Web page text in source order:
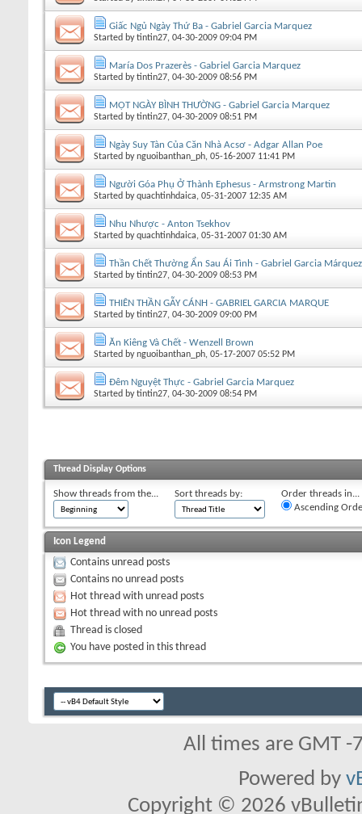
Giấc Ngủ Ngày Thứ Ba - Gabriel Garcia Marquez
Started bytintin27, 04-30-2009 09:04 PM
María Dos Prazerès - Gabriel Garcia Marquez
Started bytintin27, 04-30-2009 08:56 PM
MỘT NGÀY BÌNH THƯỜNG - Gabriel Garcia Marquez
Started bytintin27, 04-30-2009 08:51 PM
Ngày Suy Tàn Của Căn Nhà Acsơ - Adgar Allan Poe
Started bynguoibanthan_ph, 05-16-2007 11:41 PM
Người Góa Phụ Ở Thành Ephesus - Armstrong Martin
Started byquachtinhdaica, 05-31-2007 12:35 AM
Nhu Nhược - Anton Tsekhov
Started byquachtinhdaica, 05-31-2007 01:30 AM
Thần Chết Thường Ẩn Sau Ái Tình - Gabriel Garcia Márquez
Started bytintin27, 04-30-2009 08:53 PM
THIÊN THẦN GẪY CÁNH - GABRIEL GARCIA MARQUE
Started bytintin27, 04-30-2009 09:00 PM
Ăn Kiêng Và Chết - Wenzell Brown
Started bynguoibanthan_ph, 05-17-2007 05:52 PM
Đêm Nguyệt Thực - Gabriel Garcia Marquez
Started bytintin27, 04-30-2009 08:54 PM
Thread Display Options
Show threads from the... Sort threads by:
Order threads in...
Ascending
Icon Legend
Contains unread posts
Contains no unread posts
Hot thread with unread posts
Hot thread with no unread posts
Thread is closed
You have posted in this thread
All times are GMT
Powered by
Copyright © 2026